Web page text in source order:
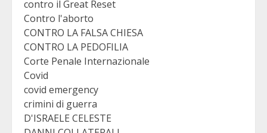
contro il Great Reset
Contro l'aborto
CONTRO LA FALSA CHIESA
CONTRO LA PEDOFILIA
Corte Penale Internazionale
Covid
covid emergency
crimini di guerra
D'ISRAELE CELESTE